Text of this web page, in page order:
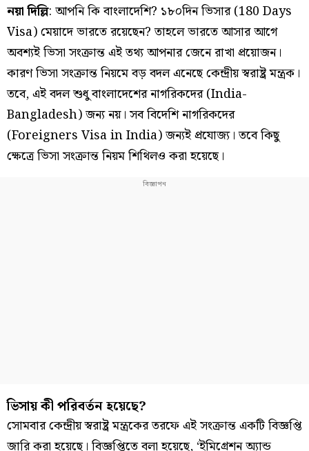
নয়া দিল্লি: আপনি কি বাংলাদেশি? ১৮০দিন ভিসার (180 Days
Visa) মেয়াদে ভারতে রয়েছেন? তাহলে ভারতে আসার আগে
অবশ্যই ভিসা সংক্রান্ত এই তথ্য আপনার জেনে রাখা প্রয়োজন।
কারণ ভিসা সংক্রান্ত নিয়মে বড় বদল এনেছে কেন্দ্রীয় স্বরাষ্ট্র মন্ত্রক।
তবে, এই বদল শুধু বাংলাদেশের নাগরিকদের (India-
Bangladesh) জন্য নয়। সব বিদেশি নাগরিকদের
(Foreigners Visa in India) জন্যই প্রযোজ্য। তবে কিছু
ক্ষেত্রে ভিসা সংক্রান্ত নিয়ম শিথিলও করা হয়েছে।
ভিসায় কী পরিবর্তন হয়েছে?
সোমবার কেন্দ্রীয় স্বরাষ্ট্র মন্ত্রকের তরফে এই সংক্রান্ত একটি বিজ্ঞপ্তি
জারি করা হয়েছে। বিজ্ঞপ্তিতে বলা হয়েছে, ‘ইমিগ্রেশন অ্যান্ড